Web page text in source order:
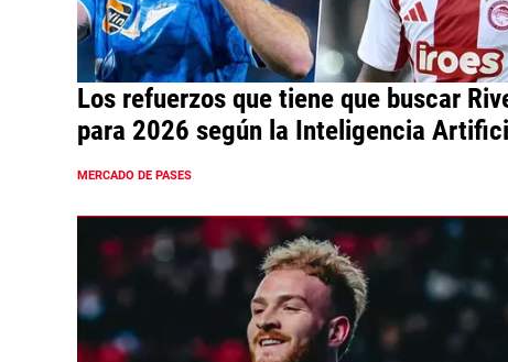
Los refuerzos que tiene que buscar
para 2026 según la Inteligencia
MERCADO DE PASES